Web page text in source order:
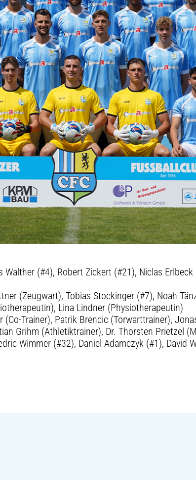
(#4), Robert Zickert (#21), Niclas
(Zeugwart), Tobias Stockinger (#7), Noah
Lina Lindner (Physiotherapeutin)
Trainer), Patrik Brencic (Torwarttrainer),
Grihm (Athletiktrainer), Dr. Thorsten Prietzel
Wimmer (#32), Daniel Adamczyk (#1), David